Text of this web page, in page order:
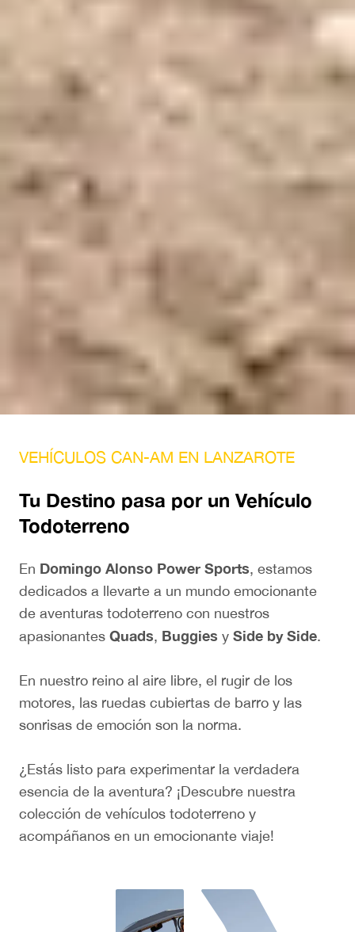
VEHÍCULOS CAN-AM EN LANZAROTE
Tu Destino pasa por un Vehículo
Todoterreno
En Domingo Alonso Power Sports, estamos
dedicados a llevarte a un mundo emocionante
de aventuras todoterreno con nuestros
apasionantes Quads, Buggies y Side by Side.
En nuestro reino al aire libre, el rugir de los
motores, las ruedas cubiertas de barro y las
sonrisas de emoción son la norma.
¿Estás listo para experimentar la verdadera
esencia de la aventura? ¡Descubre nuestra
colección de vehículos todoterreno y
acompáñanos en un emocionante viaje!